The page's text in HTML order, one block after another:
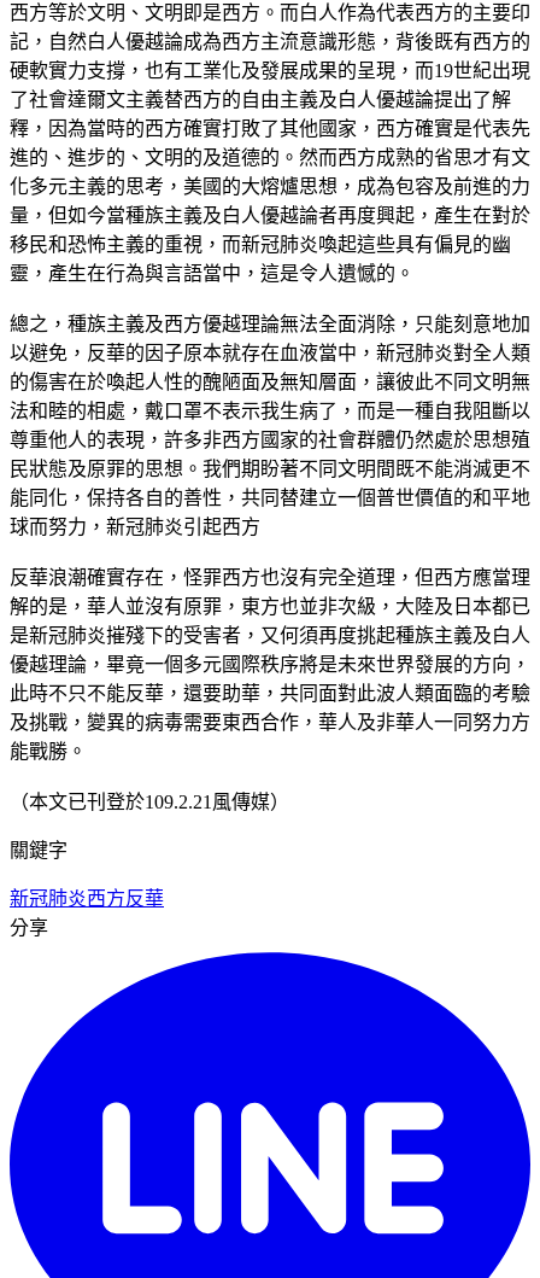
西方等於文明、文明即是西方。而白人作為代表西方的主要印
記，自然白人優越論成為西方主流意識形態，背後既有西方的
硬軟實力支撐，也有工業化及發展成果的呈現，而19世紀出現
了社會達爾文主義替西方的自由主義及白人優越論提出了解
釋，因為當時的西方確實打敗了其他國家，西方確實是代表先
進的、進步的、文明的及道德的。然而西方成熟的省思才有文
化多元主義的思考，美國的大熔爐思想，成為包容及前進的力
量，但如今當種族主義及白人優越論者再度興起，產生在對於
移民和恐怖主義的重視，而新冠肺炎喚起這些具有偏見的幽
靈，產生在行為與言語當中，這是令人遺憾的。
總之，種族主義及西方優越理論無法全面消除，只能刻意地加
以避免，反華的因子原本就存在血液當中，新冠肺炎對全人類
的傷害在於喚起人性的醜陋面及無知層面，讓彼此不同文明無
法和睦的相處，戴口罩不表示我生病了，而是一種自我阻斷以
尊重他人的表現，許多非西方國家的社會群體仍然處於思想殖
民狀態及原罪的思想。我們期盼著不同文明間既不能消滅更不
能同化，保持各自的善性，共同替建立一個普世價值的和平地
球而努力，新冠肺炎引起西方
反華浪潮確實存在，怪罪西方也沒有完全道理，但西方應當理
解的是，華人並沒有原罪，東方也並非次級，大陸及日本都已
是新冠肺炎摧殘下的受害者，又何須再度挑起種族主義及白人
優越理論，畢竟一個多元國際秩序將是未來世界發展的方向，
此時不只不能反華，還要助華，共同面對此波人類面臨的考驗
及挑戰，變異的病毒需要東西合作，華人及非華人一同努力方
能戰勝。
（本文已刊登於109.2.21風傳媒）
關鍵字
新冠肺炎西方反華
分享